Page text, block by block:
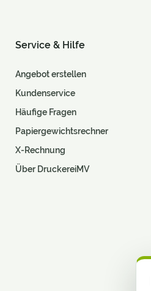
Service & Hilfe
Angebot erstellen
Kundenservice
Häufige Fragen
Papiergewichtsrechner
X-Rechnung
Über DruckereiMV